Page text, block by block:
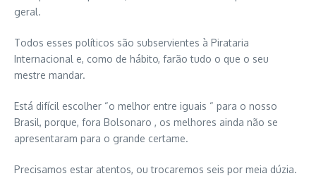
geral.
Todos esses políticos são subservientes à Pirataria
Internacional e, como de hábito, farão tudo o que o seu
mestre mandar.
Está difícil escolher “o melhor entre iguais “ para o nosso
Brasil, porque, fora Bolsonaro , os melhores ainda não se
apresentaram para o grande certame.
Precisamos estar atentos, ou trocaremos seis por meia dúzia.